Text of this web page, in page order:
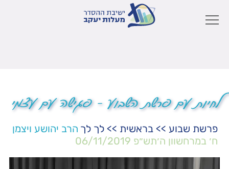
לחיות עם פרשת השבוע – פגישה עם עצמי
פרשת שבוע >> בראשית >> לך לך הרב יהושע ויצמן
ח׳ במרחשוון ה׳תש״פ 06/11/2019